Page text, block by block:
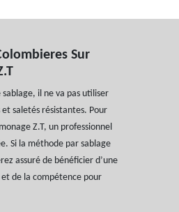
Sur
il ne va pas utiliser
saletés résistantes. Pour
Z.T, un professionnel
Si la méthode par sablage
assuré de bénéficier d’une
de la compétence pour